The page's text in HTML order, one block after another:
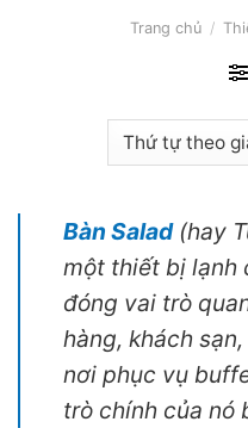
Trang chủ /
Bàn Salad(hay
một thiết bị lạnh
đóng vai trò
hàng, khách
nơi phục vụ
trò chính của nó